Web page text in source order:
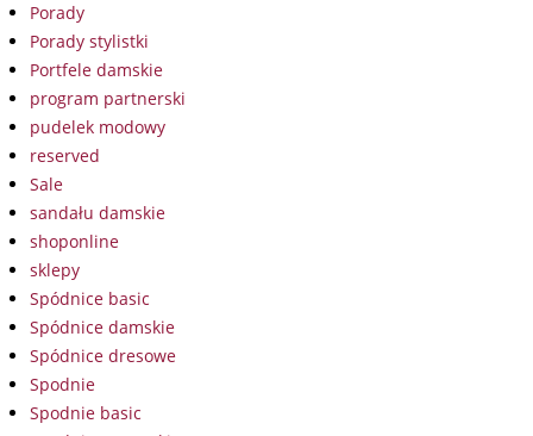
Porady
Porady stylistki
Portfele damskie
program partnerski
pudelek modowy
reserved
Sale
sandału damskie
shoponline
sklepy
Spódnice basic
Spódnice damskie
Spódnice dresowe
Spodnie
Spodnie basic